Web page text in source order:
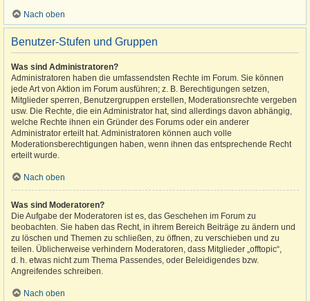
Nach oben
Benutzer-Stufen und Gruppen
Was sind Administratoren?
Administratoren haben die umfassendsten Rechte im Forum. Sie können
jede Art von Aktion im Forum ausführen; z. B. Berechtigungen setzen,
Mitglieder sperren, Benutzergruppen erstellen, Moderationsrechte vergeben
usw. Die Rechte, die ein Administrator hat, sind allerdings davon abhängig,
welche Rechte ihnen ein Gründer des Forums oder ein anderer
Administrator erteilt hat. Administratoren können auch volle
Moderationsberechtigungen haben, wenn ihnen das entsprechende Recht
erteilt wurde.
Nach oben
Was sind Moderatoren?
Die Aufgabe der Moderatoren ist es, das Geschehen im Forum zu
beobachten. Sie haben das Recht, in ihrem Bereich Beiträge zu ändern und
zu löschen und Themen zu schließen, zu öffnen, zu verschieben und zu
teilen. Üblicherweise verhindern Moderatoren, dass Mitglieder „offtopic“,
d. h. etwas nicht zum Thema Passendes, oder Beleidigendes bzw.
Angreifendes schreiben.
Nach oben